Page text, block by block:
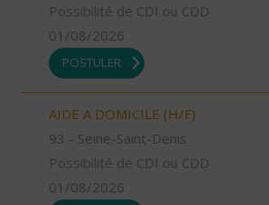
Possibilité de CDI ou CDD
01/08/2026
POSTULER
AIDE A DOMICILE (H/F)
93 - Seine-Saint-Denis
Possibilité de CDI ou CDD
01/08/2026